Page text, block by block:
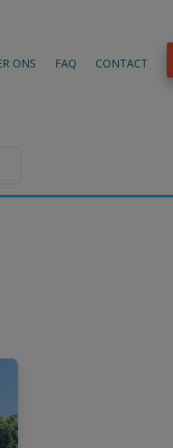
ONS FAQ CONTACT